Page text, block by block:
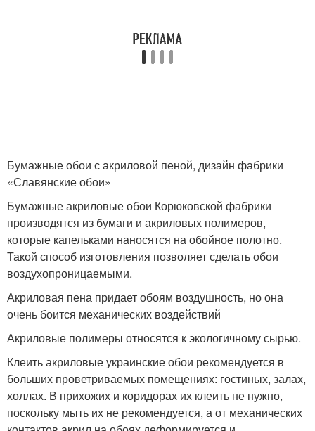
Бумажные обои с акриловой пеной, дизайн фабрики
«Славянские обои»
Бумажные акриловые обои Корюковской фабрики
производятся из бумаги и акриловых полимеров,
которые капельками наносятся на обойное полотно.
Такой способ изготовления позволяет сделать обои
воздухопроницаемыми.
Акриловая пена придает обоям воздушность, но она
очень боится механических воздействий
Акриловые полимеры относятся к экологичному сырью.
Клеить акриловые украинские обои рекомендуется в
больших проветриваемых помещениях: гостиных, залах,
холлах. В прихожих и коридорах их клеить не нужно,
поскольку мыть их не рекомендуется, а от механических